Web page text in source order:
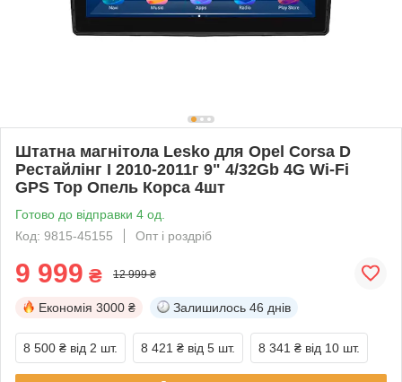
Штатна магнітола Lesko для Opel Corsa D
Рестайлінг I 2010-2011г 9" 4/32Gb 4G Wi-Fi
GPS Top Опель Корса 4шт
Готово до відправки 4 од.
Код: 9815-45155
Опт і роздріб
9 999 ₴ 12 999 ₴
Економія 3000 ₴ Залишилось 46 днів
8 500 ₴ від 2 шт. 8 421 ₴ від 5 шт. 8 341 ₴ від 10 шт.